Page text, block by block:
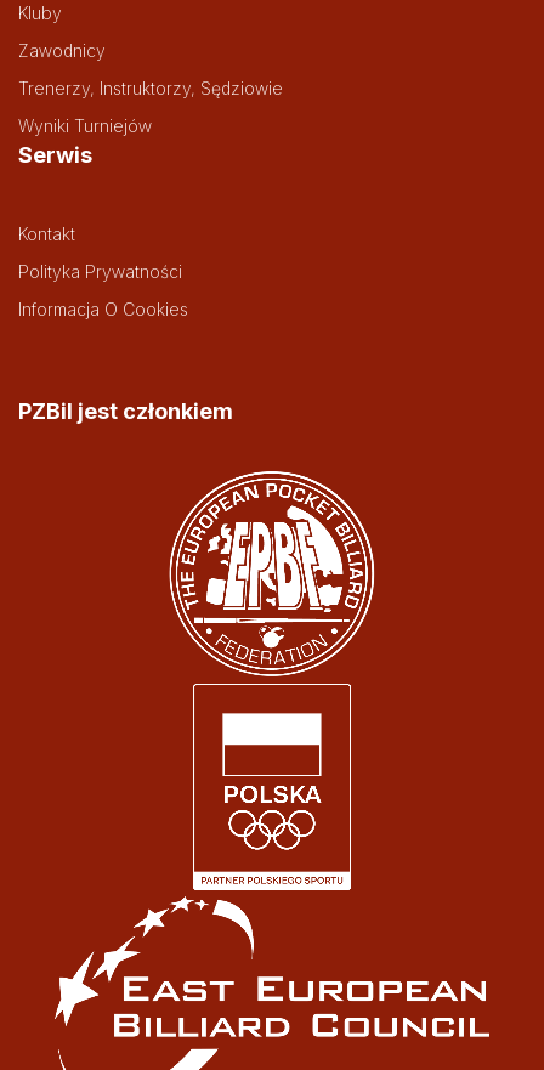
Kluby
Zawodnicy
Trenerzy, Instruktorzy, Sędziowie
Wyniki Turniejów
Serwis
Kontakt
Polityka Prywatności
Informacja O Cookies
PZBil jest członkiem